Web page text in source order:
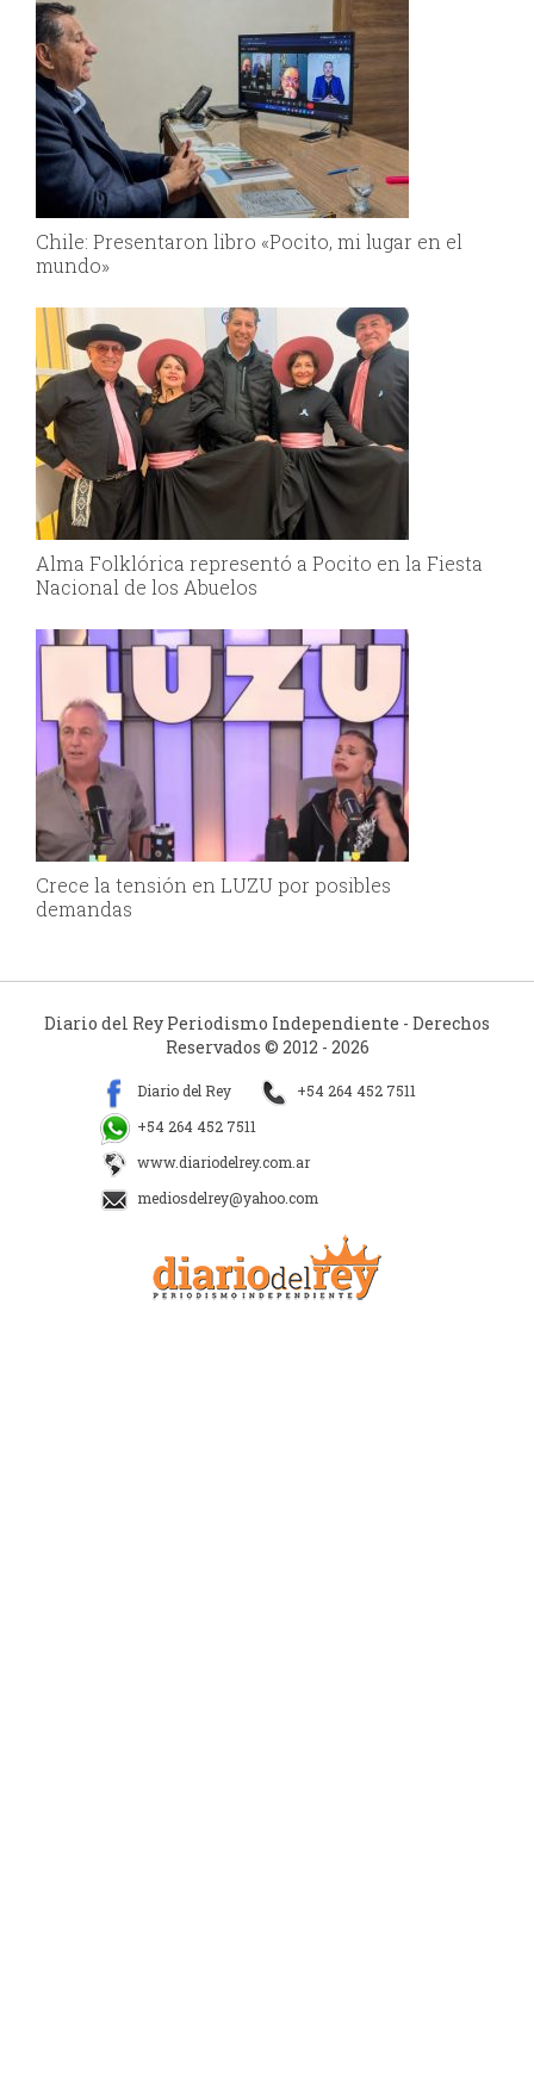
Chile: Presentaron libro «Pocito, mi lugar en el
mundo»
Alma Folklórica representó a Pocito en la Fiesta
Nacional de los Abuelos
Crece la tensión en LUZU por posibles
demandas
Diario del Rey Periodismo Independiente - Derechos
Reservados © 2012 - 2026
Diario del Rey
+54 264 452 7511
+54 264 452 7511
www.diariodelrey.com.ar
mediosdelrey@yahoo.com